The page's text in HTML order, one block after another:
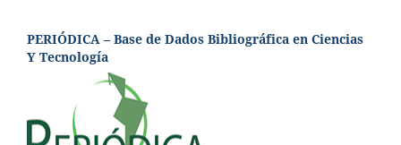
PERIÓDICA – Base de Dados Bibliográfica en Ciencias
Y Tecnología